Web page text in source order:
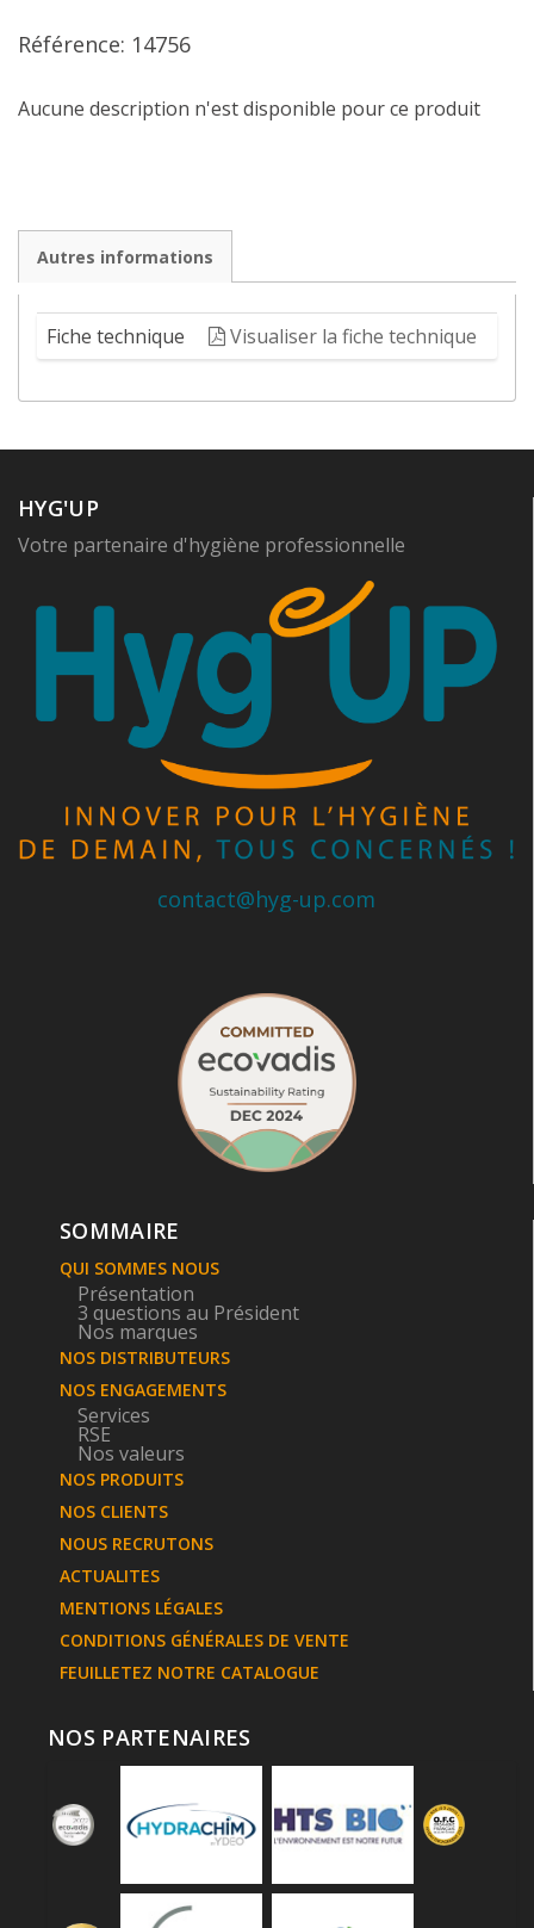
Référence: 14756
Aucune description n'est disponible pour ce produit
Autres informations
Fiche technique Visualiser la fiche technique
HYG'UP
Votre partenaire d'hygiène professionnelle
contact@hyg-up.com
SOMMAIRE
QUI SOMMES NOUS
Présentation
3 questions au Président
Nos marques
NOS DISTRIBUTEURS
NOS ENGAGEMENTS
Services
RSE
Nos valeurs
NOS PRODUITS
NOS CLIENTS
NOUS RECRUTONS
ACTUALITES
MENTIONS LÉGALES
CONDITIONS GÉNÉRALES DE VENTE
FEUILLETEZ NOTRE CATALOGUE
NOS PARTENAIRES